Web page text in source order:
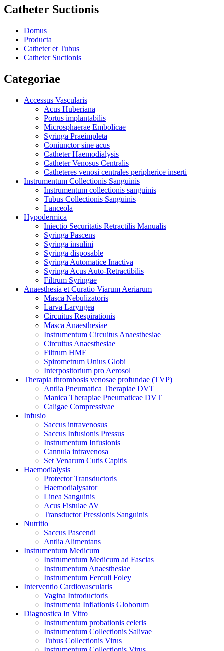
Catheter Suctionis
Domus
Producta
Catheter et Tubus
Catheter Suctionis
Categoriae
Accessus Vascularis
Acus Huberiana
Portus implantabilis
Microsphaerae Embolicae
Syringa Praeimpleta
Coniunctor sine acus
Catheter Haemodialysis
Catheter Venosus Centralis
Catheteres venosi centrales peripherice inserti
Instrumentum Collectionis Sanguinis
Instrumentum collectionis sanguinis
Tubus Collectionis Sanguinis
Lanceola
Hypodermica
Iniectio Securitatis Retractilis Manualis
Syringa Pascens
Syringa insulini
Syringa disposable
Syringa Automatice Inactiva
Syringa Acus Auto-Retractibilis
Filtrum Syringae
Anaesthesia et Curatio Viarum Aeriarum
Masca Nebulizatoris
Larva Laryngea
Circuitus Respirationis
Masca Anaesthesiae
Instrumentum Circuitus Anaesthesiae
Circuitus Anaesthesiae
Filtrum HME
Spirometrum Unius Globi
Interpositorium pro Aerosol
Therapia thrombosis venosae profundae (TVP)
Antlia Pneumatica Therapiae DVT
Manica Therapiae Pneumaticae DVT
Caligae Compressivae
Infusio
Saccus intravenosus
Saccus Infusionis Pressus
Instrumentum Infusionis
Cannula intravenosa
Set Venarum Cutis Capitis
Haemodialysis
Protector Transductoris
Haemodialysator
Linea Sanguinis
Acus Fistulae AV
Transductor Pressionis Sanguinis
Nutritio
Saccus Pascendi
Antlia Alimentans
Instrumentum Medicum
Instrumentum Medicum ad Fascias
Instrumentum Anaesthesiae
Instrumentum Ferculi Foley
Interventio Cardiovascularis
Vagina Introductoris
Instrumenta Inflationis Globorum
Diagnostica In Vitro
Instrumentum probationis celeris
Instrumentum Collectionis Salivae
Tubus Collectionis Virus